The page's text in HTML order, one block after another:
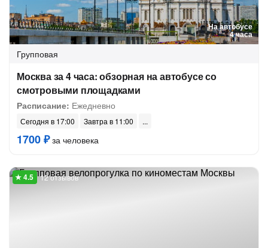
На автобусе
4 часа
Групповая
Москва за 4 часа: обзорная на автобусе со
смотровыми площадками
Расписание: Ежедневно
Сегодня в 17:00 Завтра в 11:00
1700 ₽за человека
12 отзывов